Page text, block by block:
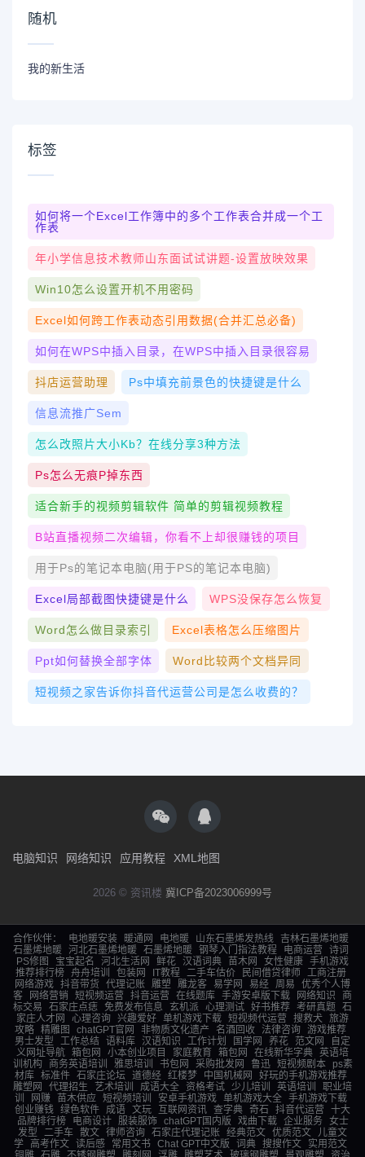
随机
我的新生活
标签
如何将一个Excel工作簿中的多个工作表合并成一个工
作表
年小学信息技术教师山东面试试讲题-设置放映效果
Win10怎么设置开机不用密码
Excel如何跨工作表动态引用数据(合并汇总必备)
如何在WPS中插入目录，在WPS中插入目录很容易
抖店运营助理 Ps中填充前景色的快捷键是什么
信息流推广sem
怎么改照片大小kb？在线分享3种方法
Ps怎么无痕p掉东西
适合新手的视频剪辑软件 简单的剪辑视频教程
B站直播视频二次编辑，你看不上却很赚钱的项目
用于ps的笔记本电脑(用于PS的笔记本电脑)
Excel局部截图快捷键是什么 WPS没保存怎么恢复
Word怎么做目录索引 Excel表格怎么压缩图片
Ppt如何替换全部字体 Word比较两个文档异同
短视频之家告诉你抖音代运营公司是怎么收费的？
电脑知识 网络知识 应用教程 XML地图
2026 © 资讯楼 冀ICP备2023006999号
合作伙伴： 电地暖安装 暖通网 电地暖 山东石墨烯发热线
吉林石墨烯地暖
石墨烯地暖
河北石墨烯地暖 石墨烯地暖 钢琴入门指法教程 电商运营
诗词
PS修图
宝宝起名 河北生活网 鲜花 汉语词典 苗木网 女性健康 手机游戏
推荐排行榜
舟舟培训 包装网 IT教程 二手车估价 民间借贷律师
工商注册
网络游戏 抖音带货 代理记账 雕塑 雕龙客 易学网 易经 周易
优秀个人博
客
网络营销 短视频运营 抖音运营 在线题库 手游安卓版下载 网络知识
商
标交易
石家庄点痣 免费发布信息 玄机派 心理测试 好书推荐 考研真题 石
家庄人才网
心理咨询 兴趣爱好 单机游戏下载 短视频代运营 搜救犬 旅游
攻略 精雕图 chatGPT官网 非物质文化遗产 名酒回收 法律咨询 游戏推荐
男士发型
工作总结 语料库 汉语知识 工作计划 国学网 养花 范文网
自定
义网址导航 箱包网 小本创业项目 家庭教育 箱包网 在线新华字典 英语培
训机构
商务英语培训 雅思培训 书包网 采购批发网 鲁迅 短视频剧本
ps素
材库
标准件 石家庄论坛 道德经 红楼梦 中国机械网
好玩的手机游戏推荐
雕塑网
代理招生 艺术培训 成语大全 资格考试 少儿培训 英语培训
职业培
训
网赚 苗木供应 短视频培训 安卓手机游戏 单机游戏大全
手机游戏下载
创业赚钱 绿色软件 成语 文玩 互联网资讯 查字典 奇石 抖音代运营 十大
品牌排行榜
电商设计 服装服饰 chatGPT国内版 戏曲下载 企业服务
女士
发型
二手车 散文 律师咨询 石家庄代理记账 经典范文 优质范文
儿童文
学 高考作文 读后感 常用文书 Chat GPT中文版 词典 搜搜作文
实用范文